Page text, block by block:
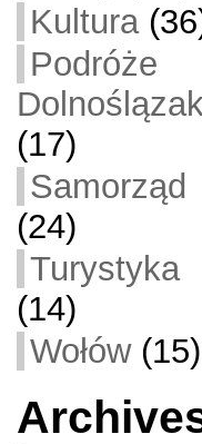
Kultura
Podróże
(17)
Samorząd
(24)
Turystyka
(14)
Wołów(15)